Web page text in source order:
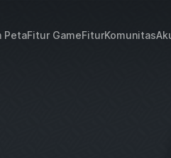
PetaFitur GameFiturKomunitas